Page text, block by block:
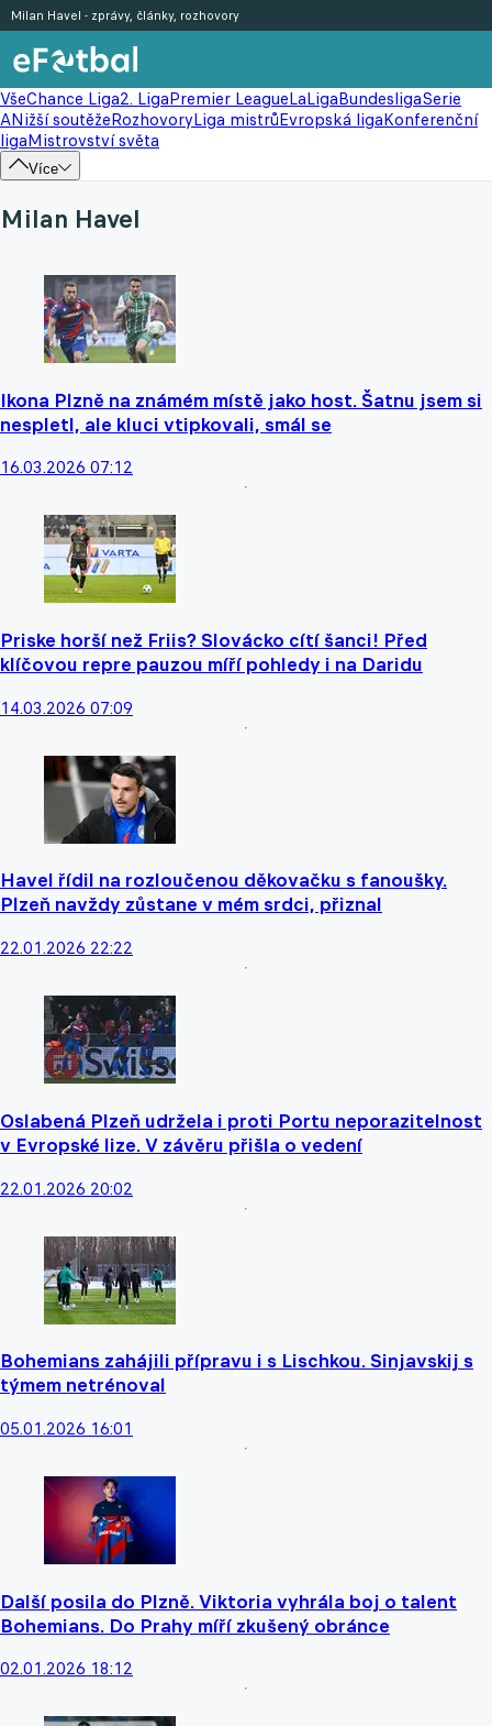
VšeChance Liga2. LigaPremier LeagueLaLigaBundesligaSerie
ANižší soutěžeRozhovoryLiga mistrůEvropská ligaKonferenční
ligaMistrovství světa
Více
Milan Havel - zprávy, články, rozhovory
Milan Havel
Ikona Plzně na známém místě jako host. Šatnu jsem si
nespletl, ale kluci vtipkovali, smál se
16.03.2026 07:12
Priske horší než Friis? Slovácko cítí šanci! Před
klíčovou repre pauzou míří pohledy i na Daridu
14.03.2026 07:09
Havel řídil na rozloučenou děkovačku s fanoušky.
Plzeň navždy zůstane v mém srdci, přiznal
22.01.2026 22:22
Oslabená Plzeň udržela i proti Portu neporazitelnost
v Evropské lize. V závěru přišla o vedení
22.01.2026 20:02
Bohemians zahájili přípravu i s Lischkou. Sinjavskij s
týmem netrénoval
05.01.2026 16:01
Další posila do Plzně. Viktoria vyhrála boj o talent
Bohemians. Do Prahy míří zkušený obránce
02.01.2026 18:12